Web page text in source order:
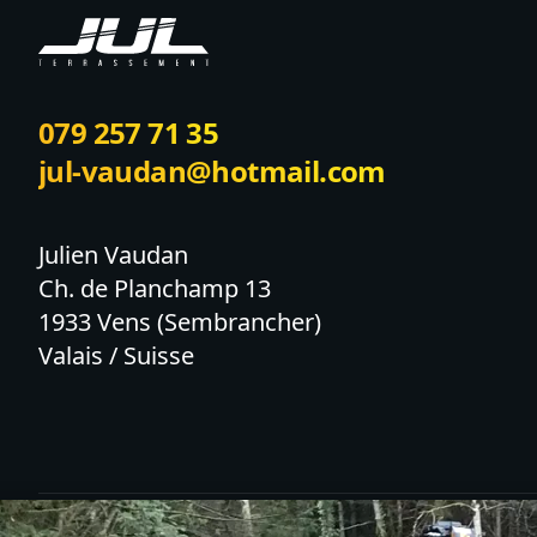
079 257 71 35
jul-vaudan@hotmail.com
Julien Vaudan
Ch. de Planchamp 13
1933 Vens (Sembrancher)
Valais / Suisse